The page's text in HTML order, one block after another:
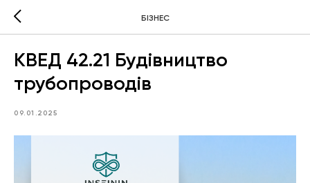
БІЗНЕС
КВЕД 42.21 Будівництво
трубопроводів
09.01.2025